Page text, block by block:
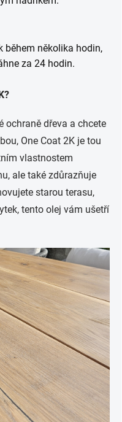
během několika hodin,
za 24 hodin.
ochraně dřeva a chcete
One Coat 2K je tou
vlastnostem
ale také zdůrazňuje
starou terasu,
tento olej vám ušetří